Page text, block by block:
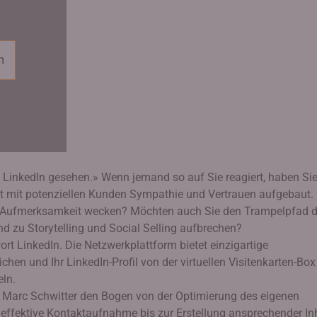
gesehen.» Wenn jemand so auf Sie reagiert, haben Sie
mit potenziellen Kunden Sympathie und Vertrauen aufgebaut.
wecken? Möchten auch Sie den Trampelpfad
zu Storytelling und Social Selling aufbrechen?
LinkedIn. Die Netzwerkplattform bietet einzigartige
und Ihr LinkedIn-Profil von der virtuellen Visitenkarten-
Schwitter den Bogen von der Optimierung des eigenen
Kontaktaufnahme bis zur Erstellung ansprechender